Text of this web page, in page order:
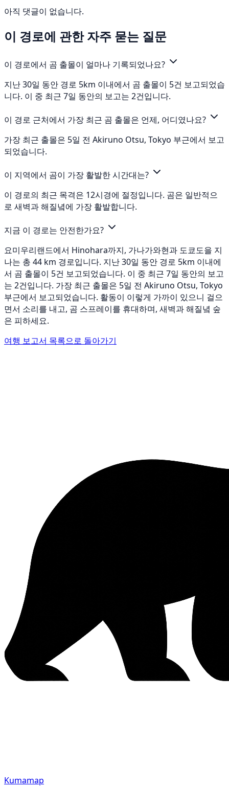
아직 댓글이 없습니다.
이 경로에 관한 자주 묻는 질문
이 경로에서 곰 출몰이 얼마나 기록되었나요?
지난 30일 동안 경로 5km 이내에서 곰 출몰이 5건 보고되었습
니다. 이 중 최근 7일 동안의 보고는 2건입니다.
이 경로 근처에서 가장 최근 곰 출몰은 언제, 어디였나요?
가장 최근 출몰은 5일 전 Akiruno Otsu, Tokyo 부근에서 보고
되었습니다.
이 지역에서 곰이 가장 활발한 시간대는?
이 경로의 최근 목격은 12시경에 절정입니다. 곰은 일반적으
로 새벽과 해질녘에 가장 활발합니다.
지금 이 경로는 안전한가요?
요미우리랜드에서 Hinohara까지, 가나가와현과 도쿄도을 지
나는 총 44 km 경로입니다. 지난 30일 동안 경로 5km 이내에
서 곰 출몰이 5건 보고되었습니다. 이 중 최근 7일 동안의 보고
는 2건입니다. 가장 최근 출몰은 5일 전 Akiruno Otsu, Tokyo
부근에서 보고되었습니다. 활동이 이렇게 가까이 있으니 걸으
면서 소리를 내고, 곰 스프레이를 휴대하며, 새벽과 해질녘 숲
은 피하세요.
여행 보고서 목록으로 돌아가기
Kumamap